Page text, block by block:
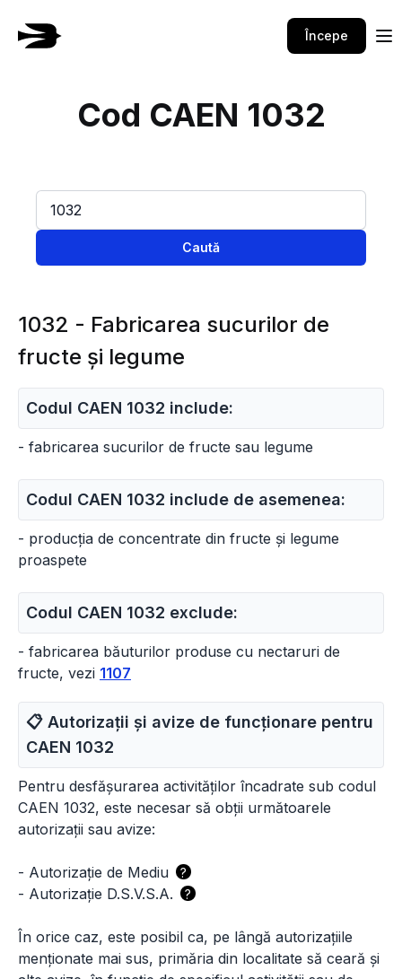
Începe
Cod CAEN 1032
Caută
1032 - Fabricarea sucurilor de
fructe şi legume
Codul CAEN 1032 include:
- fabricarea sucurilor de fructe sau legume
Codul CAEN 1032 include de asemenea:
- producția de concentrate din fructe și legume
proaspete
Codul CAEN 1032 exclude:
- fabricarea băuturilor produse cu nectaruri de
fructe, vezi 1107
📋 Autorizații și avize de funcționare pentru
CAEN 1032
Pentru desfășurarea activităților încadrate sub codul
CAEN 1032, este necesar să obții următoarele
autorizații sau avize:
- Autorizație de Mediu ?
- Autorizație D.S.V.S.A. ?
În orice caz, este posibil ca, pe lângă autorizațiile
menționate mai sus, primăria din localitate să ceară și